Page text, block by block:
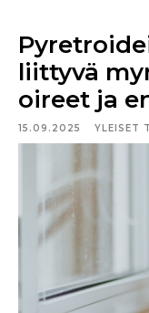
liittyvä
oireet ja
15.09.2025 YLEISET